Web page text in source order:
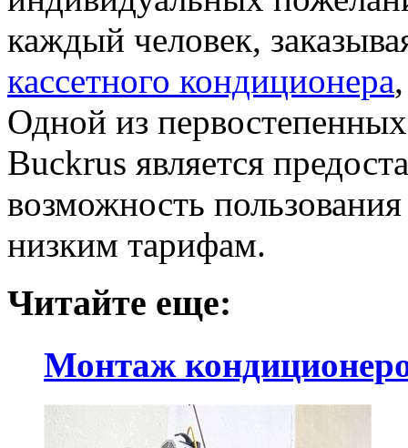
каждый человек,
кассетного кондиционера
Одной из
Buckrus является
возможность
низким тарифам.
Читайте еще:
Монтаж